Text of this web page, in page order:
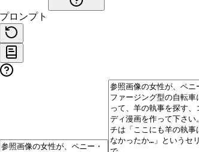
プロンプト